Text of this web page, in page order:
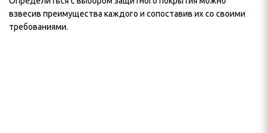
взвесив преимущества каждого и сопоставив их со своими
требованиями.